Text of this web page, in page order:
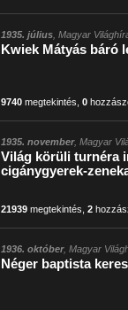
1935. július, Magyar
Kwiek Mátyás báró
9740megtekintés 0
1935. november, Magyar
Világ körüli turnéra
cigánygyerek-
21939megtekintés 2
1936. október, Magyar
Néger baptista